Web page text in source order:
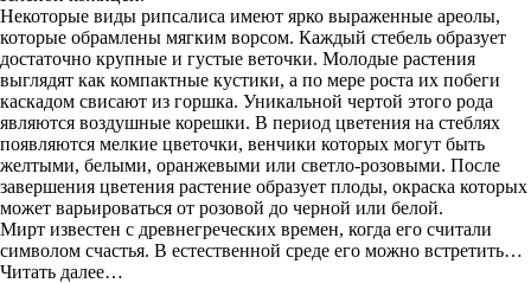
Некоторые виды рипсалиса имеют ярко выраженные ареолы,
которые обрамлены мягким ворсом. Каждый стебель образует
достаточно крупные и густые веточки. Молодые растения
выглядят как компактные кустики, а по мере роста их побеги
каскадом свисают из горшка. Уникальной чертой этого рода
являются воздушные корешки. В период цветения на стеблях
появляются мелкие цветочки, венчики которых могут быть
желтыми, белыми, оранжевыми или светло-розовыми. После
завершения цветения растение образует плоды, окраска которых
может варьироваться от розовой до черной или белой.
Мирт известен с древнегреческих времен, когда его считали
символом счастья. В естественной среде его можно встретить…
Читать далее…